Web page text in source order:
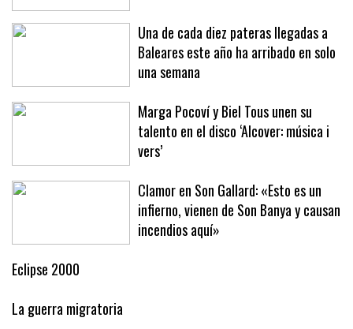
Una de cada diez pateras llegadas a
Baleares este año ha arribado en solo
una semana
Marga Pocoví y Biel Tous unen su
talento en el disco ‘Alcover: música i
vers’
Clamor en Son Gallard: «Esto es un
infierno, vienen de Son Banya y causan
Eclipse 2000